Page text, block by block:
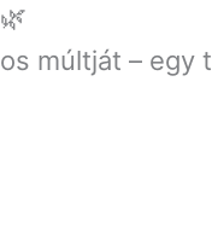
múltját – egy